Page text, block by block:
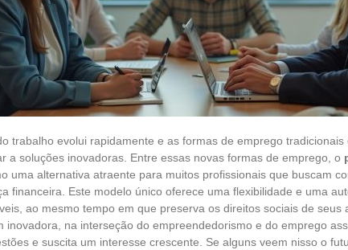
trabalho evolui rapidamente e as formas de emprego tradicionais
a soluções inovadoras. Entre essas novas formas de emprego, o
uma alternativa atraente para muitos profissionais que buscam
financeira. Este modelo único oferece uma flexibilidade e uma
ao mesmo tempo em que preserva os direitos sociais de seus
inovadora, na interseção do empreendedorismo e do emprego
e suscita um interesse crescente. Se alguns veem nisso o